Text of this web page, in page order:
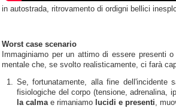
in autostrada, ritrovamento di ordigni bellici
Worst case scenario
Immaginiamo per un attimo di essere presenti
mentale che, se svolto realisticamente, ci farà
Se, fortunatamente, alla fine dell'incidente
fisiologiche del corpo (tensione, adrenalina,
la calmae rimaniamo lucidi e presenti,